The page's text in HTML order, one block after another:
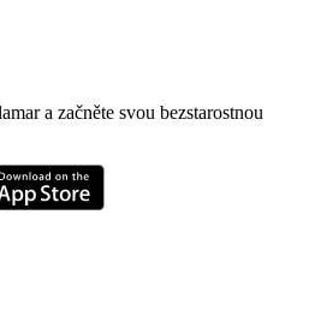
a začněte svou bezstarostnou